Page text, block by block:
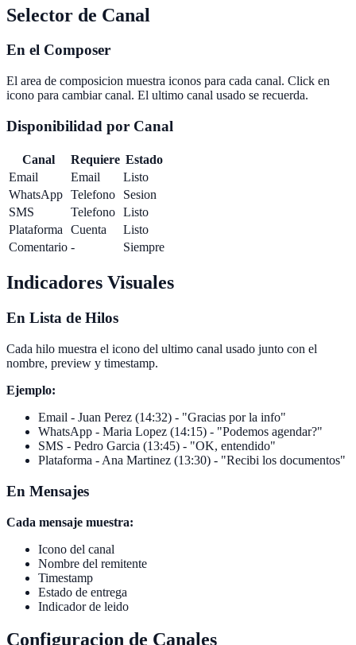
Selector de Canal
En el Composer
El area de composicion muestra iconos para cada canal. Click en
icono para cambiar canal. El ultimo canal usado se recuerda.
Disponibilidad por Canal
Canal Requiere Estado
Email
Email
Listo
WhatsApp Telefono
Sesion
SMS
Telefono Listo
Plataforma
Cuenta
Listo
Comentario - Siempre
Indicadores Visuales
En Lista de Hilos
Cada hilo muestra el icono del ultimo canal usado junto con el
nombre, preview y timestamp.
Ejemplo:
Email - Juan Perez (14:32) - "Gracias por la info"
WhatsApp - Maria Lopez (14:15) - "Podemos agendar?"
SMS - Pedro Garcia (13:45) - "OK, entendido"
Plataforma - Ana Martinez (13:30) - "Recibi los documentos"
En Mensajes
Cada mensaje muestra:
Icono del canal
Nombre del remitente
Timestamp
Estado de entrega
Indicador de leido
Configuracion de Canales